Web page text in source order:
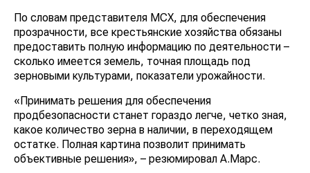
По словам представителя МСХ, для обеспечения
прозрачности, все крестьянские хозяйства обязаны
предоставить полную информацию по деятельности –
сколько имеется земель, точная площадь под
зерновыми культурами, показатели урожайности.
«Принимать решения для обеспечения
продбезопасности станет гораздо легче, четко зная,
какое количество зерна в наличии, в переходящем
остатке. Полная картина позволит принимать
объективные решения», – резюмировал А.Марс.